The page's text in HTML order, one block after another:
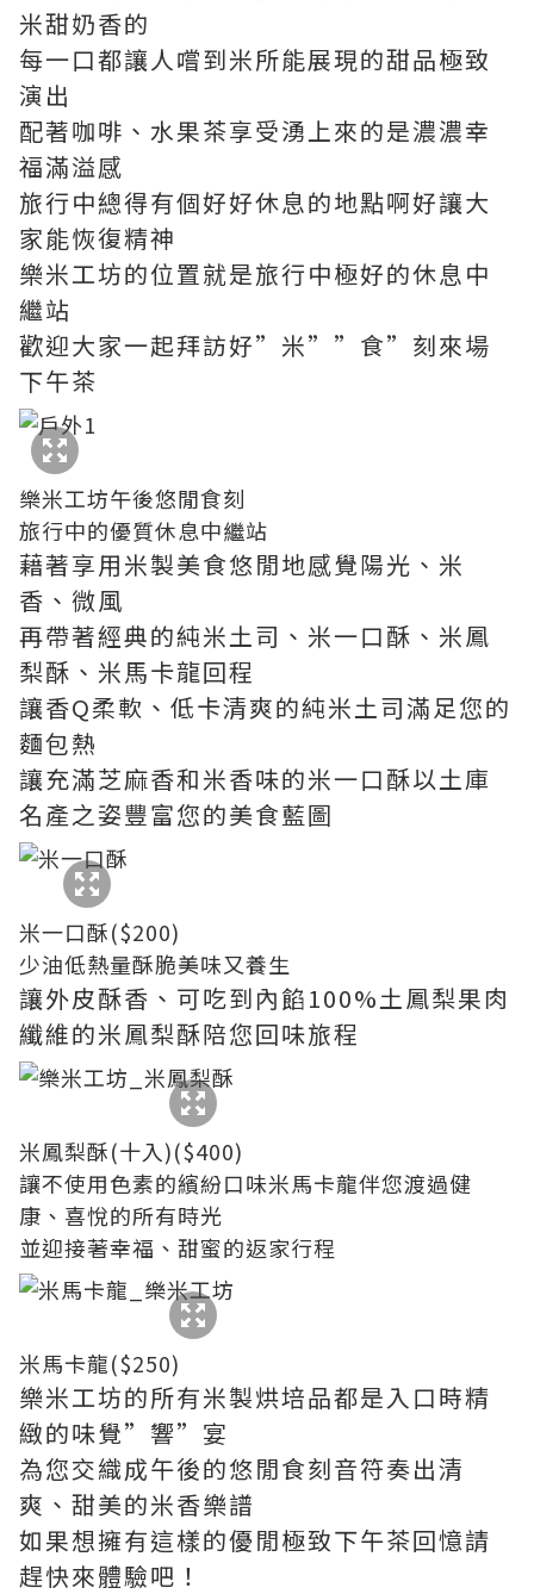
米甜奶香的
每一口都讓人嚐到米所能展現的甜品極致
演出
配著咖啡、水果茶享受湧上來的是濃濃幸
福滿溢感
旅行中總得有個好好休息的地點啊好讓大
家能恢復精神
樂米工坊的位置就是旅行中極好的休息中
繼站
歡迎大家一起拜訪好”米””食”刻來場
下午茶
樂米工坊午後悠閒食刻
旅行中的優質休息中繼站
藉著享用米製美食悠閒地感覺陽光、米
香、微風
再帶著經典的純米土司、米一口酥、米鳳
梨酥、米馬卡龍回程
讓香Q柔軟、低卡清爽的純米土司滿足您的
麵包熱
讓充滿芝麻香和米香味的米一口酥以土庫
名產之姿豐富您的美食藍圖
米一口酥($200)
少油低熱量酥脆美味又養生
讓外皮酥香、可吃到內餡100%土鳳梨果肉
纖維的米鳳梨酥陪您回味旅程
米鳳梨酥(十入)($400)
讓不使用色素的繽紛口味米馬卡龍伴您渡過健
康、喜悅的所有時光
並迎接著幸福、甜蜜的返家行程
米馬卡龍($250)
樂米工坊的所有米製烘培品都是入口時精
緻的味覺”響”宴
為您交織成午後的悠閒食刻音符奏出清
爽、甜美的米香樂譜
如果想擁有這樣的優閒極致下午茶回憶請
趕快來體驗吧！